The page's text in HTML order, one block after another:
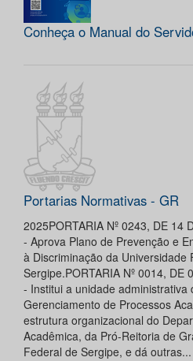
Conheça o Manual do
Portarias Normativas - GR
2025PORTARIA Nº 0243, DE 14
- Aprova Plano de Prevenção e
à Discriminação da Universidade
Sergipe.PORTARIA Nº 0014, DE
- Institui a unidade administrativa
Gerenciamento de Processos
estrutura organizacional do
Acadêmica, da Pró-Reitoria de
Federal de Sergipe, e dá outras...